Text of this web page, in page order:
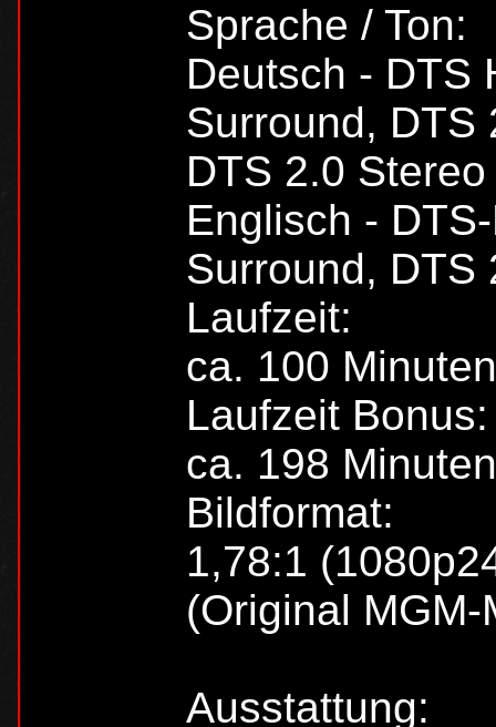
Sprache / Ton:
Deutsch - DTS
Surround, DTS
DTS 2.0
Englisch -
Surround, DTS
Laufzeit:
ca. 100
Laufzeit Bonus:
ca. 198 Minuten
Bildformat:
1,78:1
(Original MGM-
Ausstattung: